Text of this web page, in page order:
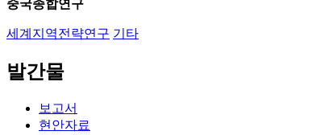
중국종합연구
세계지역전략연구 기타
발간물
보고서
현안자료